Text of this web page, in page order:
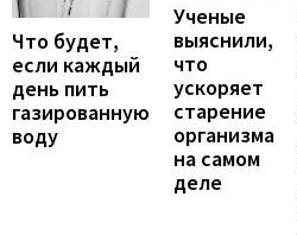
Что будет,
если каждый
день пить
газированную
воду
Ученые
выяснили,
что
ускоряет
старение
организма
на самом
деле